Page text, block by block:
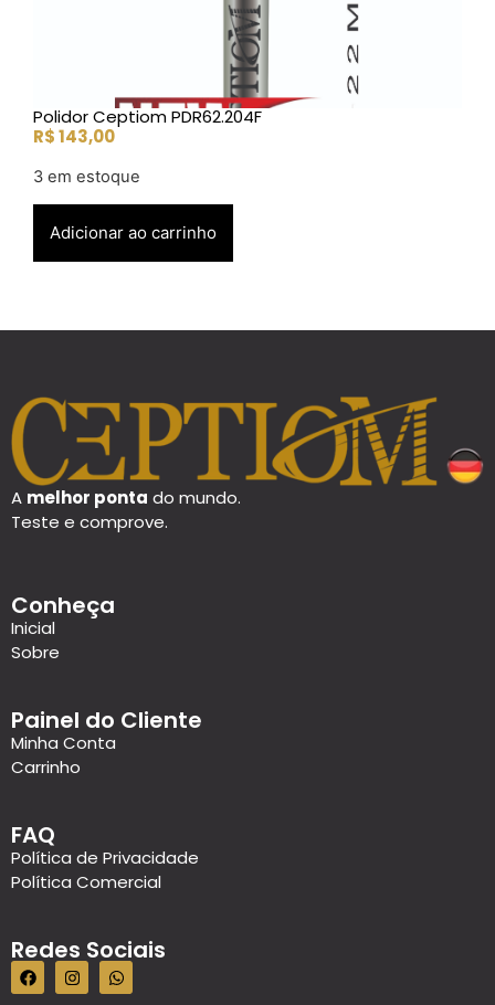
Polidor Ceptiom PDR62.204F
R$143,00
3 em estoque
Adicionar ao carrinho
A melhor ponta do mundo.
Teste e comprove.
Conheça
Inicial
Sobre
Painel do Cliente
Minha Conta
Carrinho
FAQ
Política de Privacidade
Política Comercial
Redes Sociais